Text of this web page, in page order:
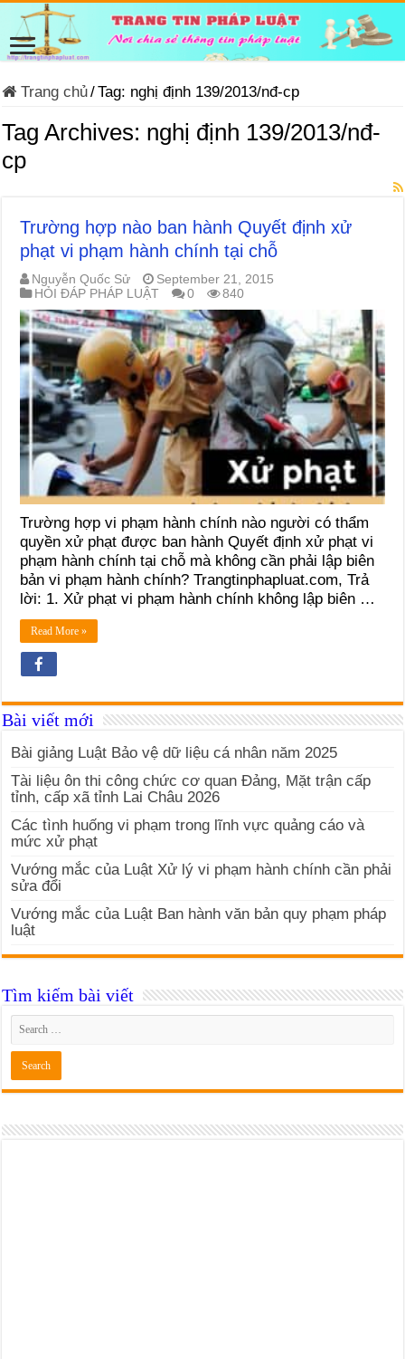
Trang chủ/Tag: nghị định 139/2013/nđ-cp
Tag Archives: nghị định 139/2013/nđ-
cp
Trường hợp nào ban hành Quyết định xử
phạt vi phạm hành chính tại chỗ
Nguyễn Quốc Sử
September 21, 2015
HỎI ĐÁP PHÁP LUẬT
0 840
Trường hợp vi phạm hành chính nào người có thẩm
quyền xử phạt được ban hành Quyết định xử phạt vi
phạm hành chính tại chỗ mà không cần phải lập biên
bản vi phạm hành chính? Trangtinphapluat.com, Trả
lời: 1. Xử phạt vi phạm hành chính không lập biên …
Read More »
Bài viết mới
Bài giảng Luật Bảo vệ dữ liệu cá nhân năm 2025
Tài liệu ôn thi công chức cơ quan Đảng, Mặt trận cấp
tỉnh, cấp xã tỉnh Lai Châu 2026
Các tình huống vi phạm trong lĩnh vực quảng cáo và
mức xử phạt
Vướng mắc của Luật Xử lý vi phạm hành chính cần phải
sửa đổi
Vướng mắc của Luật Ban hành văn bản quy phạm pháp
luật
Tìm kiếm bài viết